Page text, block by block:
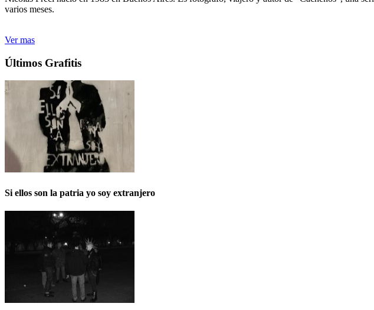
varios meses.
Ver mas
Últimos Grafitis
Si ellos son la patria yo soy extranjero